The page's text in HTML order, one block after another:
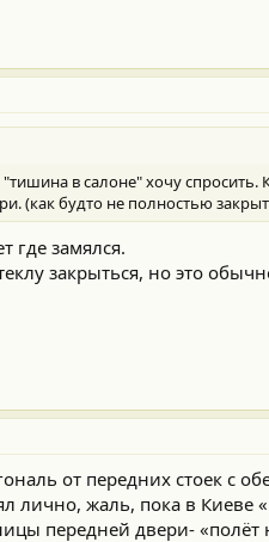
в салоне" хочу
(как будто не полностью
где замялся.
закрыться, но это
от передних стоек с
лично, жаль, пока в Киеве
передней двери-